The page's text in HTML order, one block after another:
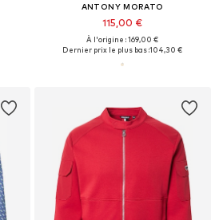
ANTONY MORATO
115,00 €
À l'origine : 169,00 €
Dernier prix le plus bas :104,30 €